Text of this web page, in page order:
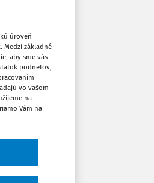
Vytlačiť
Obľúbené
Stiahnuť
úroveň
Medzi základné
aby sme vás
podnetov,
vo vašom
na
Vám na